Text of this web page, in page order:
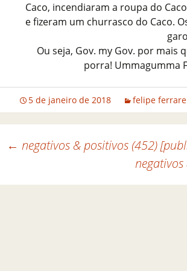
Caco, incendiaram a roupa do
e fizeram um churrasco do Caco.
Ou seja, Gov. my Gov. por mais
porra! Ummagumma
5 de janeiro de 2018 felipe ferrare
Navegação de posts
← negativos & positivos (452)